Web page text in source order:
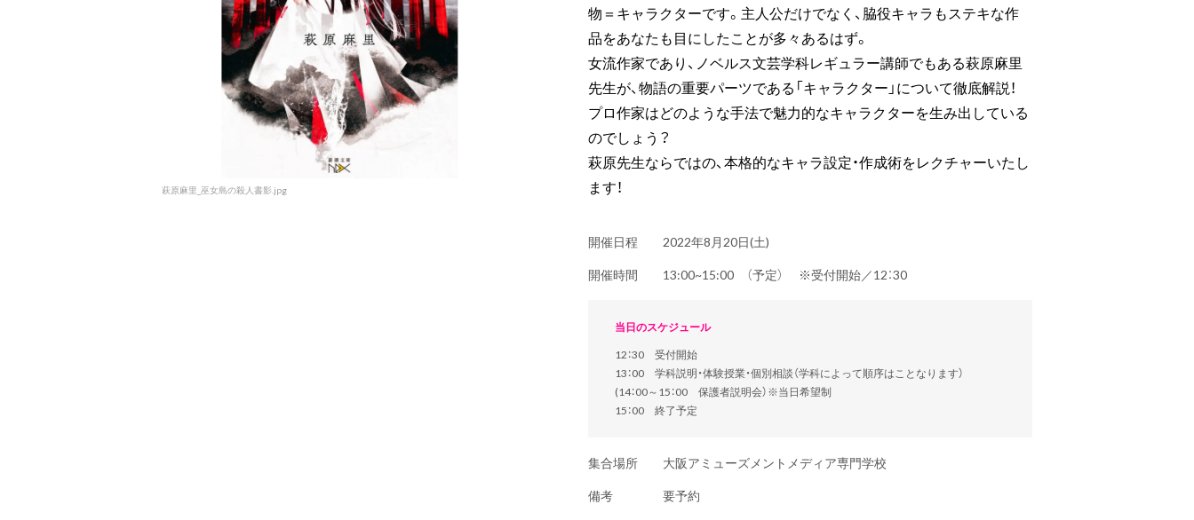
萩原麻里_巫女島の殺人書影.jpg
物＝キャラクターです。主人公だけでなく、脇役キャラもステキな作
品をあなたも目にしたことが多々あるはず。
女流作家であり、ノベルス文芸学科レギュラー講師でもある萩原麻里
先生が、物語の重要パーツである「キャラクター」について徹底解説！
プロ作家はどのような手法で魅力的なキャラクターを生み出している
のでしょう？
萩原先生ならではの、本格的なキャラ設定・作成術をレクチャーいたし
ます！
開催日程
2022年8月20日(土)
開催時間
13:00~15:00 （予定） ※受付開始／12：30
当日のスケジュール
12：30 受付開始
13：00 学科説明・体験授業・個別相談（学科によって順序はことなります）
(14：00～15：00 保護者説明会）※当日希望制
15：00 終了予定
集合場所
大阪アミューズメントメディア専門学校
備考
要予約